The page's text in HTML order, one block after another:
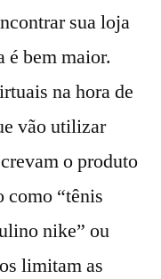
sua loja
é bem maior.
na hora de
vão utilizar
o produto
como “tênis
nike” ou
limitam as